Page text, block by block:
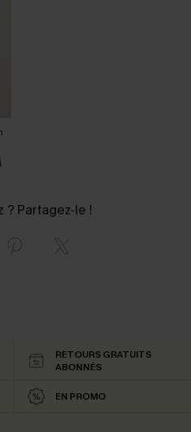
? Partagez-le !
RETOURS GRATUITS
ABONNÉS
EN PROMO